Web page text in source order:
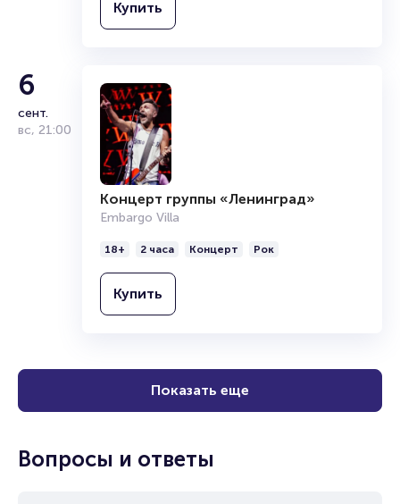
Купить
6
сент.
вс, 21:00
Концерт группы «Ленинград»
Embargo Villa
18+ 2 часа Концерт Рок
Купить
Показать еще
Вопросы и ответы